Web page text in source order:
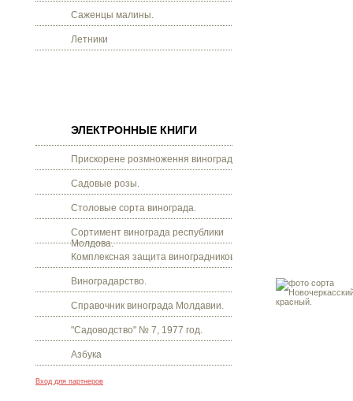
Саженцы малины.
Летники
ЭЛЕКТРОННЫЕ КНИГИ
Прискорене розмноження винограду.
Садовые розы.
Столовые сорта винограда.
Сортимент винограда республики
Молдова.
Комплексная защита виноградников.
Виноградарство.
Справочник винограда Молдавии.
"Садоводство" № 7, 1977 год.
Азбука
Вход для партнеров